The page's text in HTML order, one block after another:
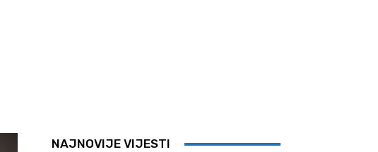
NAJNOVIJE VIJESTI